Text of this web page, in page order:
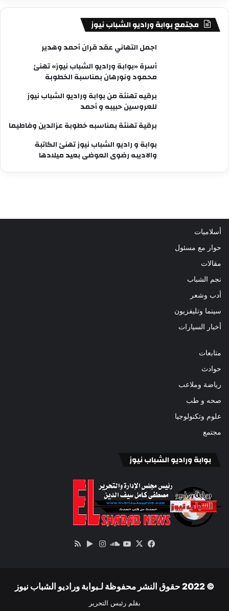
مجتمع بوابة وراديو الشباب نيوز
اجمل التهاني عقد قران أحمد وهدير
أسرة «بوابة وراديو الشباب نيوز» تهنئ
محمود ونورهان بمناسبة الخطوبة
برقيه تهنئة من بوابة وراديو الشباب نيوز
للعروسين حبيبه و أحمد
برقية تهنئة بمناسبه خطوبة عزالدين وفاطيما
بوابة و راديو الشباب نيوز تهنئ الكاتبة
والاديبه رضوى العوضى بعيد ميلادها
أسلاميات
حوار مع مسئول
مقالات
نجم الشباب
أدب وشعر
سينما وتليفزيون
أخبار السيارات
متابعات
حوادث
رياضة وملاعب
صحه و طب
علوم وتكنولوجيا
مجتمع
بوابة وراديو الشباب نيوز
فيسبوك
‫X
‫YouTube
ساوندانستقرام‏Google
© 2022 حقوق النشر محفوظة لـبوابة وراديو الشباب نيوز
بقلم رئيس التحرير